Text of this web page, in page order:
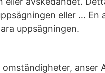
eller … En
uppsägningen.
anser